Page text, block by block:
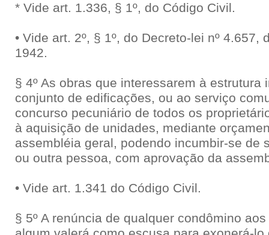
* Vide art. 1.336, § 1º, do Código Civil.
• Vide art. 2º, § 1º, do Decreto-lei nº 4.657,
1942.
§ 4º As obras que interessarem à estrutura
conjunto de edificações, ou ao serviço
concurso pecuniário de todos os
à aquisição de unidades, mediante
assembléia geral, podendo incumbir-se de
ou outra pessoa, com aprovação da
• Vide art. 1.341 do Código Civil.
§ 5º A renúncia de qualquer condômino